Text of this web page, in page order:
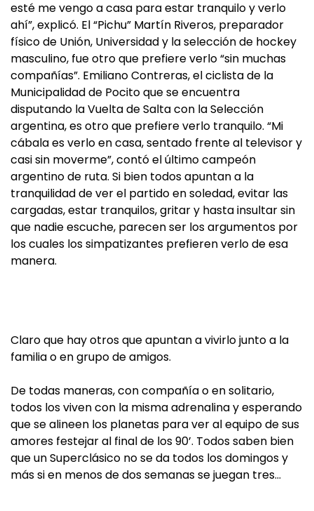
esté me vengo a casa para estar tranquilo y verlo
ahí”, explicó. El “Pichu” Martín Riveros, preparador
físico de Unión, Universidad y la selección de hockey
masculino, fue otro que prefiere verlo “sin muchas
compañías”. Emiliano Contreras, el ciclista de la
Municipalidad de Pocito que se encuentra
disputando la Vuelta de Salta con la Selección
argentina, es otro que prefiere verlo tranquilo. “Mi
cábala es verlo en casa, sentado frente al televisor y
casi sin moverme”, contó el último campeón
argentino de ruta. Si bien todos apuntan a la
tranquilidad de ver el partido en soledad, evitar las
cargadas, estar tranquilos, gritar y hasta insultar sin
que nadie escuche, parecen ser los argumentos por
los cuales los simpatizantes prefieren verlo de esa
manera.
Claro que hay otros que apuntan a vivirlo junto a la
familia o en grupo de amigos.
De todas maneras, con compañía o en solitario,
todos los viven con la misma adrenalina y esperando
que se alineen los planetas para ver al equipo de sus
amores festejar al final de los 90’. Todos saben bien
que un Superclásico no se da todos los domingos y
más si en menos de dos semanas se juegan tres…